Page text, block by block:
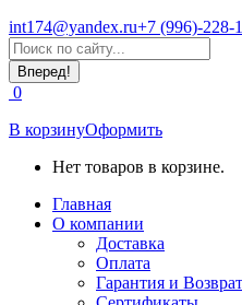
int174@yandex.ru+7 (996)-228-
Страница
WhatsApp
открывается
в
новом
окне
Поиск:
0
В корзинуОформить
Нет товаров в корзине.
Главная
О компании
Доставка
Оплата
Гарантия и Возврат